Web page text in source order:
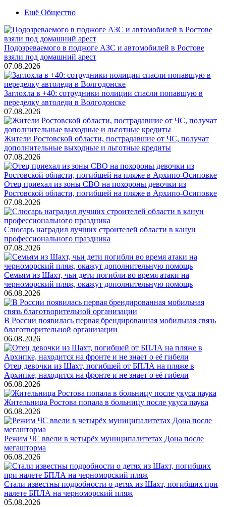
Ещё Общество
Подозреваемого в поджоге АЗС и автомобилей в Ростове
взяли под домашний арест
07.08.2026
Заглохла в +40: сотрудники полиции спасли попавшую в
переделку автоледи в Волгодонске
07.08.2026
Жители Ростовской области, пострадавшие от ЧС, получат
дополнительные выходные и льготные кредиты
07.08.2026
Отец приехал из зоны СВО на похороны девочки из
Ростовской области, погибшей на пляже в Архипо-Осиповке
07.08.2026
Слюсарь наградил лучших строителей области в канун
профессионального праздника
07.08.2026
Семьям из Шахт, чьи дети погибли во время атаки на
черноморский пляж, окажут дополнительную помощь
06.08.2026
В России появилась первая брендированная мобильная связь
благотворительной организации
06.08.2026
Отец девочки из Шахт, погибшей от БПЛА на пляже в
Архипке, находится на фронте и не знает о её гибели
06.08.2026
Жительница Ростова попала в больницу после укуса паука
06.08.2026
Режим ЧС ввели в четырёх муниципалитетах Дона после
мегашторма
06.08.2026
Стали известны подробности о детях из Шахт, погибших при
налете БПЛА на черноморский пляж
05.08.2026